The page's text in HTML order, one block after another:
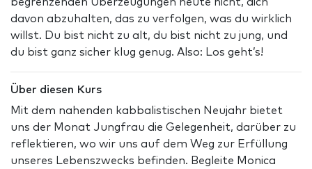
davon abzuhalten, das zu verfolgen, was du wirklich
willst. Du bist nicht zu alt, du bist nicht zu jung, und
du bist ganz sicher klug genug. Also: Los geht’s!
Über diesen Kurs
Mit dem nahenden kabbalistischen Neujahr bietet
uns der Monat Jungfrau die Gelegenheit, darüber zu
reflektieren, wo wir uns auf dem Weg zur Erfüllung
unseres Lebenszwecks befinden. Begleite Monica